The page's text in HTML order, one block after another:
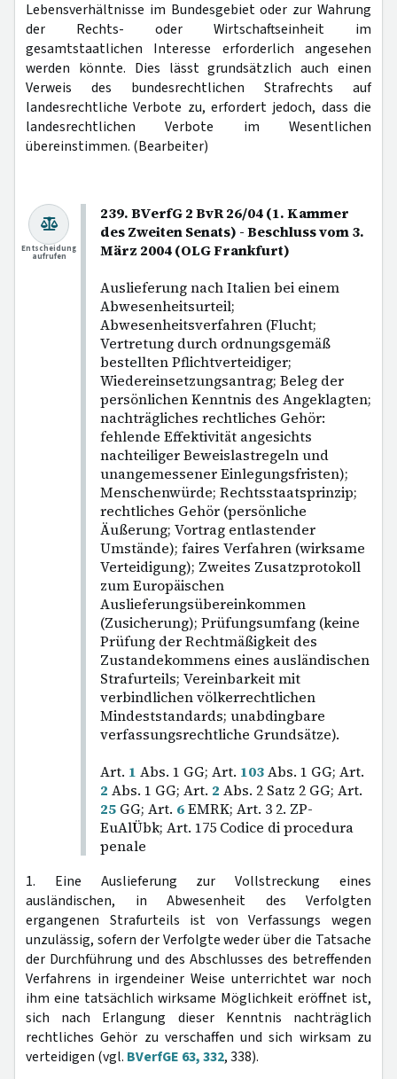
Lebensverhältnisse im Bundesgebiet oder zur Wahrung
der Rechts- oder Wirtschaftseinheit im
gesamtstaatlichen Interesse erforderlich angesehen
werden könnte. Dies lässt grundsätzlich auch einen
Verweis des bundesrechtlichen Strafrechts auf
landesrechtliche Verbote zu, erfordert jedoch, dass die
landesrechtlichen Verbote im Wesentlichen
übereinstimmen. (Bearbeiter)
239. BVerfG 2 BvR 26/04 (1. Kammer
des Zweiten Senats) - Beschluss vom 3.
März 2004 (OLG Frankfurt)
Auslieferung nach Italien bei einem
Abwesenheitsurteil;
Abwesenheitsverfahren (Flucht;
Vertretung durch ordnungsgemäß
bestellten Pflichtverteidiger;
Wiedereinsetzungsantrag; Beleg der
persönlichen Kenntnis des Angeklagten;
nachträgliches rechtliches Gehör:
fehlende Effektivität angesichts
nachteiliger Beweislastregeln und
unangemessener Einlegungsfristen);
Menschenwürde; Rechtsstaatsprinzip;
rechtliches Gehör (persönliche
Äußerung; Vortrag entlastender
Umstände); faires Verfahren (wirksame
Verteidigung); Zweites Zusatzprotokoll
zum Europäischen
Auslieferungsübereinkommen
(Zusicherung); Prüfungsumfang (keine
Prüfung der Rechtmäßigkeit des
Zustandekommens eines ausländischen
Strafurteils; Vereinbarkeit mit
verbindlichen völkerrechtlichen
Mindeststandards; unabdingbare
verfassungsrechtliche Grundsätze).
Art. 1 Abs. 1 GG; Art. 103Abs. 1 GG; Art.
2 Abs. 1 GG; Art. 2 Abs. 2 Satz 2 GG; Art.
25 GG; Art. 6EMRK; Art. 3 2. ZP-
EuAlÜbk; Art. 175 Codice di procedura
penale
Entscheidung
aufrufen
1. Eine Auslieferung zur Vollstreckung eines
ausländischen, in Abwesenheit des Verfolgten
ergangenen Strafurteils ist von Verfassungs wegen
unzulässig, sofern der Verfolgte weder über die Tatsache
der Durchführung und des Abschlusses des betreffenden
Verfahrens in irgendeiner Weise unterrichtet war noch
ihm eine tatsächlich wirksame Möglichkeit eröffnet ist,
sich nach Erlangung dieser Kenntnis nachträglich
rechtliches Gehör zu verschaffen und sich wirksam zu
verteidigen (vgl. BVerfGE 63, 332, 338).